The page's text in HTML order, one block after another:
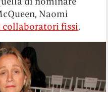
Naomi
collaboratori fissi.